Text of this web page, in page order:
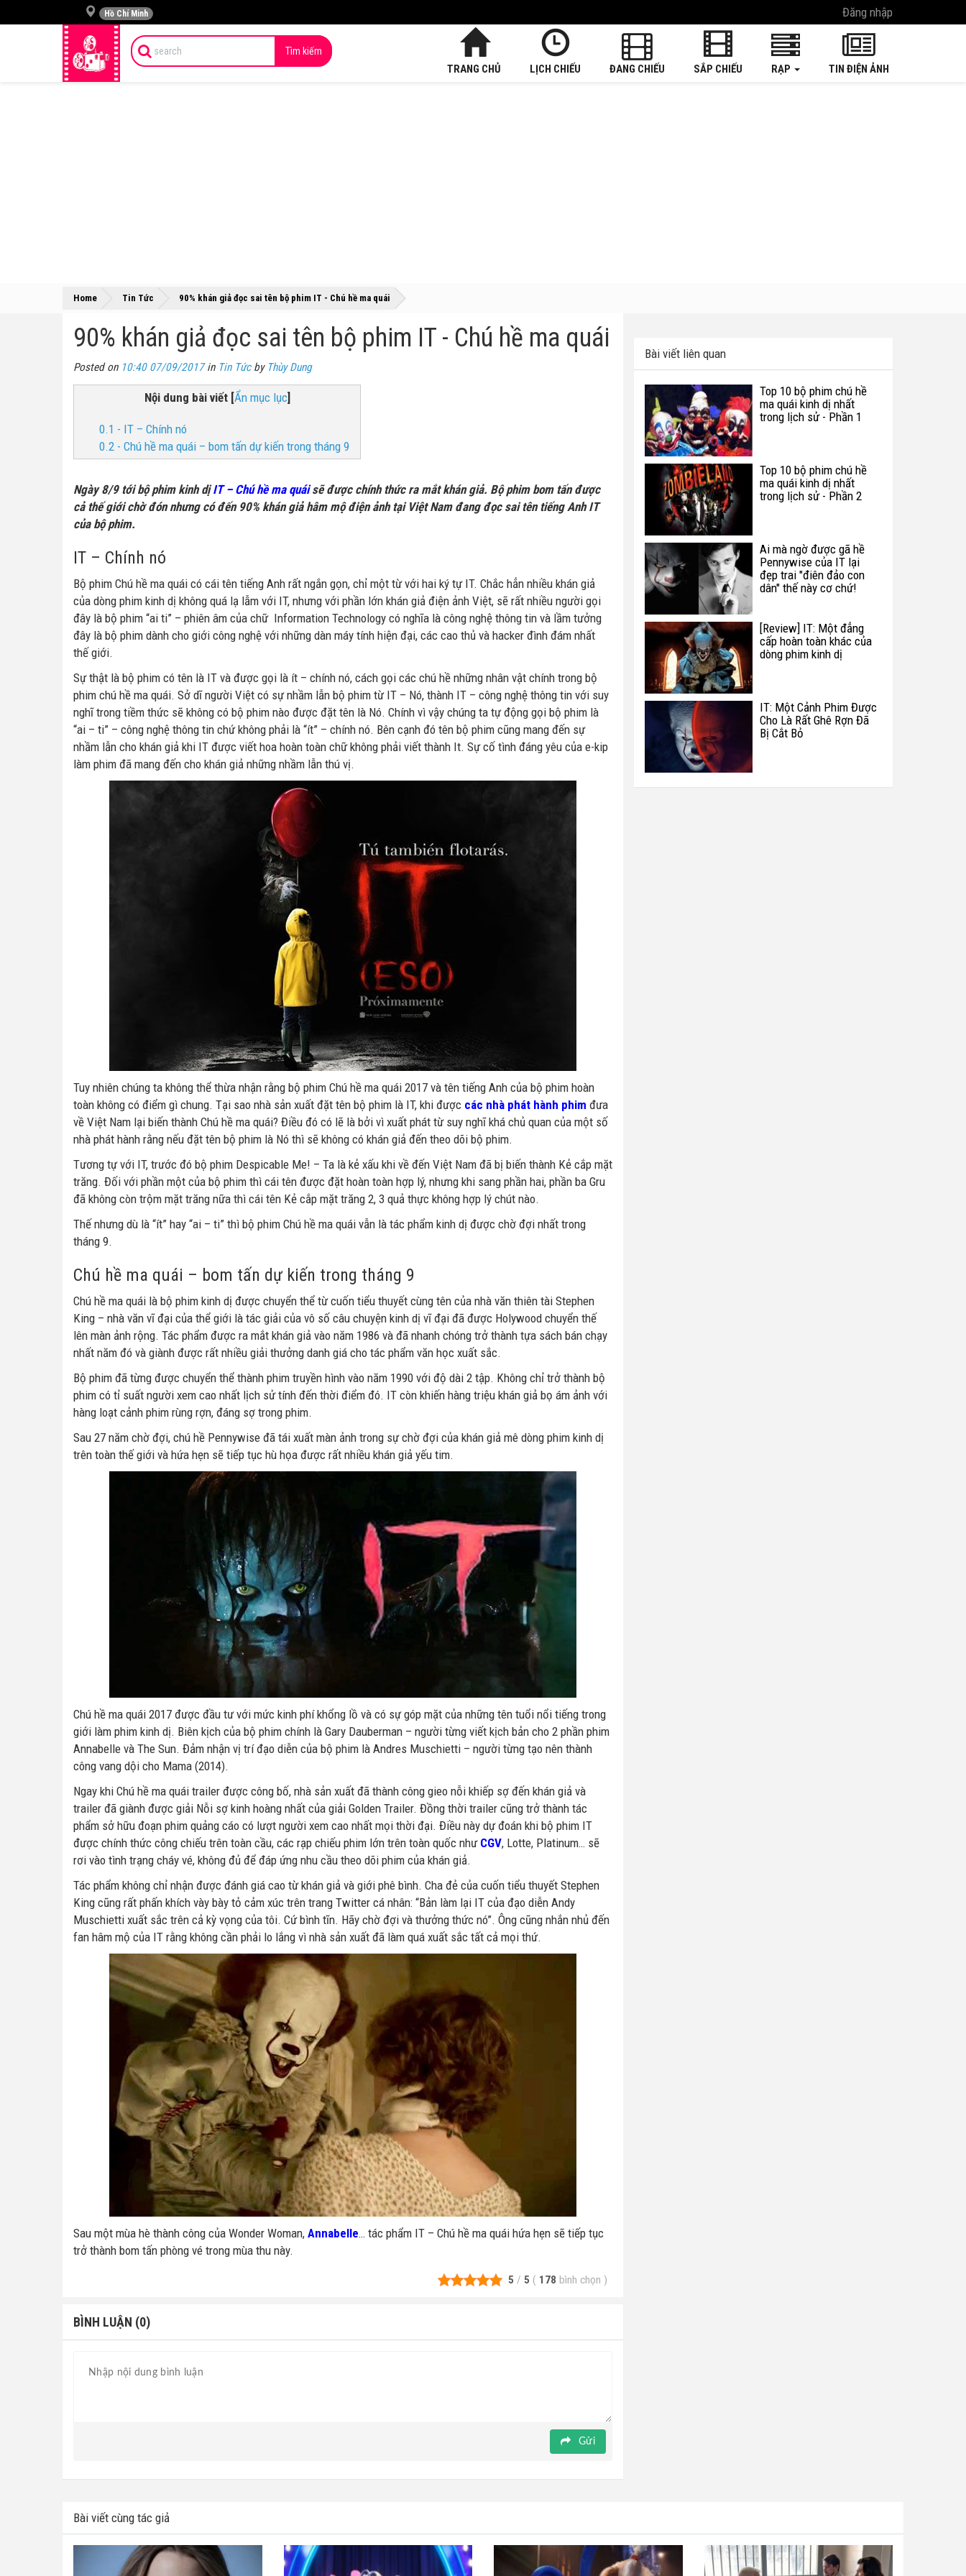
Hồ Chí Minh Đăng nhập
Tìm kiếm
TRANG CHỦ LỊCH CHIẾU ĐANG CHIẾU SẮP CHIẾU RẠP TIN ĐIỆN ẢNH
Home »
Tin Tức »
90% khán giả đọc sai tên bộ phim IT - Chú hề ma quái
90% khán giả đọc sai tên bộ phim IT - Chú hề ma quái
Posted on 10:40 07/09/2017in Tin Tứcby Thùy Dung
Nội dung bài viết[Ẩn mục lục]
0.1 - IT – Chính nó
0.2 - Chú hề ma quái – bom tấn dự kiến trong tháng 9
Ngày 8/9 tới bộ phim kinh dịIT – Chú hề ma quáisẽ được chính thức ra mắt khán giả. Bộ phim bom tấn được
cả thế giới chờ đón nhưng có đến 90% khán giả hâm mộ điện ảnh tại Việt Nam đang đọc sai tên tiếng Anh IT
của bộ phim.
IT – Chính nó
Bộ phim Chú hề ma quái có cái tên tiếng Anh rất ngắn gọn, chỉ một từ với hai ký tự IT. Chắc hẳn nhiều khán giả
của dòng phim kinh dị không quá lạ lẫm với IT, nhưng với phần lớn khán giả điện ảnh Việt, sẽ rất nhiều người gọi
đây là bộ phim “ai ti” – phiên âm của chữ Information Technology có nghĩa là công nghệ thông tin và lầm tưởng
đây là bộ phim dành cho giới công nghệ với những dàn máy tính hiện đại, các cao thủ và hacker đình đám nhất
thế giới.
Sự thật là bộ phim có tên là IT và được gọi là ít – chính nó, cách gọi các chú hề những nhân vật chính trong bộ
phim chú hề ma quái. Sở dĩ người Việt có sự nhầm lẫn bộ phim từ IT – Nó, thành IT – công nghệ thông tin với suy
nghĩ trong tiềm thức sẽ không có bộ phim nào được đặt tên là Nó. Chính vì vậy chúng ta tự động gọi bộ phim là
“ai – ti” – công nghệ thông tin chứ không phải là “ít” – chính nó. Bên cạnh đó tên bộ phim cũng mang đến sự
nhầm lẫn cho khán giả khi IT được viết hoa hoàn toàn chữ không phải viết thành It. Sự cố tình đáng yêu của e-kip
làm phim đã mang đến cho khán giả những nhầm lẫn thú vị.
Tuy nhiên chúng ta không thể thừa nhận rằng bộ phim Chú hề ma quái 2017 và tên tiếng Anh của bộ phim hoàn
toàn không có điểm gì chung. Tại sao nhà sản xuất đặt tên bộ phim là IT, khi được các nhà phát hành phim đưa
về Việt Nam lại biến thành Chú hề ma quái? Điều đó có lẽ là bởi vì xuất phát từ suy nghĩ khá chủ quan của một số
nhà phát hành rằng nếu đặt tên bộ phim là Nó thì sẽ không có khán giả đến theo dõi bộ phim.
Tương tự với IT, trước đó bộ phim Despicable Me! – Ta là kẻ xấu khi về đến Việt Nam đã bị biến thành Kẻ cắp mặt
trăng. Đối với phần một của bộ phim thì cái tên được đặt hoàn toàn hợp lý, nhưng khi sang phần hai, phần ba Gru
đã không còn trộm mặt trăng nữa thì cái tên Kẻ cắp mặt trăng 2, 3 quả thực không hợp lý chút nào.
Thế nhưng dù là “ít” hay “ai – ti” thì bộ phim Chú hề ma quái vẫn là tác phẩm kinh dị được chờ đợi nhất trong
tháng 9.
Chú hề ma quái – bom tấn dự kiến trong tháng 9
Chú hề ma quái là bộ phim kinh dị được chuyển thể từ cuốn tiểu thuyết cùng tên của nhà văn thiên tài Stephen
King – nhà văn vĩ đại của thể giới là tác giải của vô số câu chuyện kinh dị vĩ đại đã được Holywood chuyển thế
lên màn ảnh rộng. Tác phẩm được ra mắt khán giả vào năm 1986 và đã nhanh chóng trở thành tựa sách bán chạy
nhất năm đó và giành được rất nhiều giải thưởng danh giá cho tác phẩm văn học xuất sắc.
Bộ phim đã từng được chuyển thể thành phim truyền hình vào năm 1990 với độ dài 2 tập. Không chỉ trở thành bộ
phim có tỉ suất người xem cao nhất lịch sử tính đến thời điểm đó. IT còn khiến hàng triệu khán giả bọ ám ảnh với
hàng loạt cảnh phim rùng rợn, đáng sợ trong phim.
Sau 27 năm chờ đợi, chú hề Pennywise đã tái xuất màn ảnh trong sự chờ đợi của khán giả mê dòng phim kinh dị
trên toàn thế giới và hứa hẹn sẽ tiếp tục hù họa được rất nhiều khán giả yếu tim.
Chú hề ma quái 2017 được đầu tư với mức kinh phí khổng lồ và có sự góp mặt của những tên tuổi nổi tiếng trong
giới làm phim kinh dị. Biên kịch của bộ phim chính là Gary Dauberman – người từng viết kịch bản cho 2 phần phim
Annabelle và The Sun. Đảm nhận vị trí đạo diễn của bộ phim là Andres Muschietti – người từng tạo nên thành
công vang dội cho Mama (2014).
Ngay khi Chú hề ma quái trailer được công bố, nhà sản xuất đã thành công gieo nỗi khiếp sợ đến khán giả và
trailer đã giành được giải Nỗi sợ kinh hoàng nhất của giải Golden Trailer. Đồng thời trailer cũng trở thành tác
phẩm sở hữu đoạn phim quảng cáo có lượt người xem cao nhất mọi thời đại. Điều này dự đoán khi bộ phim IT
được chính thức công chiếu trên toàn cầu, các rạp chiếu phim lớn trên toàn quốc như CGV, Lotte, Platinum… sẽ
rơi vào tình trạng cháy vé, không đủ để đáp ứng nhu cầu theo dõi phim của khán giả.
Tác phẩm không chỉ nhận được đánh giá cao từ khán giả và giới phê bình. Cha đẻ của cuốn tiểu thuyết Stephen
King cũng rất phấn khích vày bày tỏ cảm xúc trên trang Twitter cá nhân: “Bản làm lại IT của đạo diễn Andy
Muschietti xuất sắc trên cả kỳ vọng của tôi. Cứ bình tĩn. Hãy chờ đợi và thưởng thức nó”. Ông cũng nhắn nhủ đến
fan hâm mộ của IT rằng không cần phải lo lắng vì nhà sản xuất đã làm quá xuất sắc tất cả mọi thứ.
Sau một mùa hè thành công của Wonder Woman, Annabelle… tác phẩm IT – Chú hề ma quái hứa hẹn sẽ tiếp tục
trở thành bom tấn phòng vé trong mùa thu này.
5 / 5 ( 178 bình chọn )
BÌNH LUẬN (0)
Gửi
Bài viết liên quan
Top 10 bộ phim chú hề
ma quái kinh dị nhất
trong lịch sử - Phần 1
Top 10 bộ phim chú hề
ma quái kinh dị nhất
trong lịch sử - Phần 2
Ai mà ngờ được gã hề
Pennywise của IT lại
đẹp trai "điên đảo con
dân" thế này cơ chứ!
[Review] IT: Một đẳng
cấp hoàn toàn khác của
dòng phim kinh dị
IT: Một Cảnh Phim Được
Cho Là Rất Ghê Rợn Đã
Bị Cắt Bỏ
Bài viết cùng tác giả